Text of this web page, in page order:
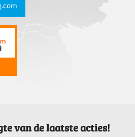
van de laatste acties!